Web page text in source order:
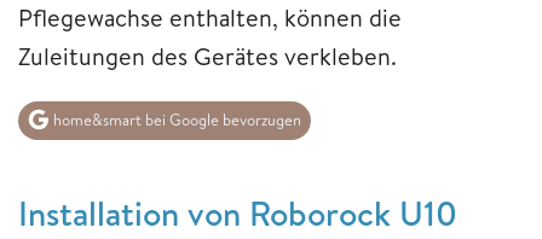
Pflegewachse enthalten, können die
Zuleitungen des Gerätes verkleben.
home&smart bei Google bevorzugen
Installation von Roborock U10